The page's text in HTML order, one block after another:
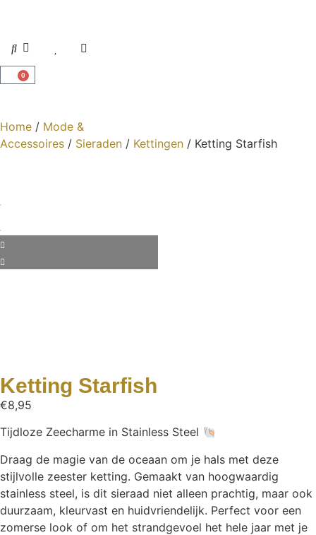
0
Home / Mode &
Accessoires / Sieraden / Kettingen / Ketting Starfish
Ketting Starfish
€8,95
Tijdloze Zeecharme in Stainless Steel 🐚
Draag de magie van de oceaan om je hals met deze
stijlvolle zeester ketting. Gemaakt van hoogwaardig
stainless steel, is dit sieraad niet alleen prachtig, maar ook
duurzaam, kleurvast en huidvriendelijk. Perfect voor een
zomerse look of om het strandgevoel het hele jaar met je